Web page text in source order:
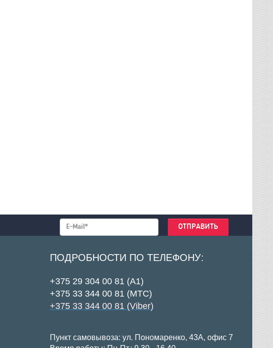
ПОДРОБНОСТИ ПО ТЕЛЕФОНУ:
+375 29 304 00 81 (А1)
+375 33 344 00 81 (МТС)
+375 33 344 00 81 (Viber)
Пункт самовывоза: ул. Пономаренко, 43А, офис 7